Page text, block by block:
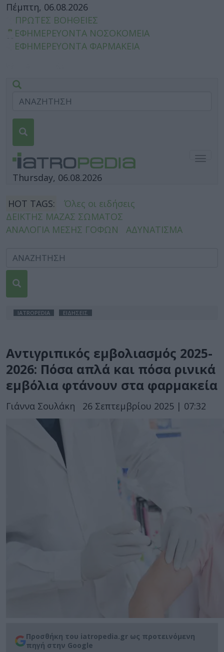
Πέμπτη, 06.08.2026
ΠΡΩΤΕΣ ΒΟΗΘΕΙΕΣ
ΕΦΗΜΕΡΕΥΟΝΤΑ ΝΟΣΟΚΟΜΕΙΑ
ΕΦΗΜΕΡΕΥΟΝΤΑ ΦΑΡΜΑΚΕΙΑ
Thursday, 06.08.2026
HOT TAGS:
Όλες οι ειδήσεις
ΔΕΙΚΤΗΣ ΜΑΖΑΣ ΣΩΜΑΤΟΣ
ΑΝΑΛΟΓΙΑ ΜΕΣΗΣ ΓΟΦΩΝ
ΑΔΥΝΑΤΙΣΜΑ
IATROPEDIA ΕΙΔΗΣΕΙΣ
Αντιγριπικός εμβολιασμός 2025-
2026: Πόσα απλά και πόσα ρινικά
εμβόλια φτάνουν στα φαρμακεία
Γιάννα Σουλάκη 26 Σεπτεμβρίου 2025 | 07:32
Προσθήκη του iatropedia.gr ως προτεινόμενη
πηγή στην Google